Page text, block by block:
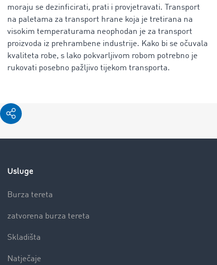
moraju se dezinficirati, prati i provjetravati. Transport
na paletama za transport hrane koja je tretirana na
visokim temperaturama neophodan je za transport
proizvoda iz prehrambene industrije. Kako bi se očuvala
kvaliteta robe, s lako pokvarljivom robom potrebno je
rukovati posebno pažljivo tijekom transporta.
Usluge
Burza tereta
zatvorena burza tereta
Skladišta
Natječaje